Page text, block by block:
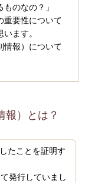
のなの？」
重要性について
ます。
情報）について
）とは？
たことを証明す
発行していまし